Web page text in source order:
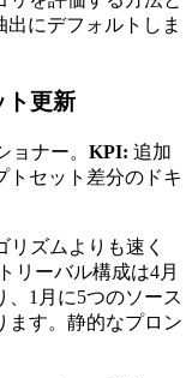
にデフォルトしま
ト更新
ョナー。 KPI: 追加
トセット差分のドキ
ズムよりも速く
リーバル構成は4月
1月に5つのソース
ます。静的なプロン